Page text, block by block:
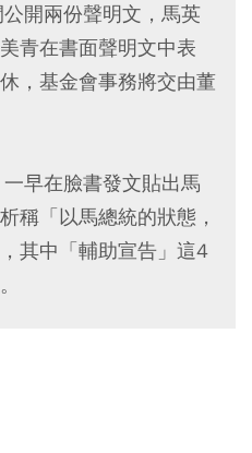
開兩份聲明文，馬英
青在書面聲明文中表
，基金會事務將交由董
早在臉書發文貼出馬
稱「以馬總統的狀態，
其中「輔助宣告」這4